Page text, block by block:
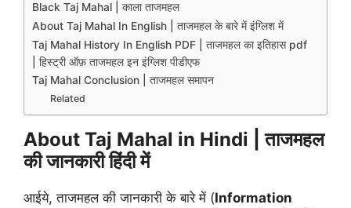
Black Taj Mahal | काला ताजमहल
About Taj Mahal In English | ताजमहल के बारे में इंग्लिश में
Taj Mahal History In English PDF | ताजमहल का इतिहास pdf
| हिस्ट्री ऑफ़ ताजमहल इन इंग्लिश पीडीएफ
Taj Mahal Conclusion | ताजमहल समापन
Related
About Taj Mahal in Hindi | ताजमहल
की जानकारी हिंदी में
आईये, ताजमहल की जानकारी के बारे में (Information